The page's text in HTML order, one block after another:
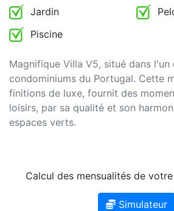
Jardin
Piscine
Magnifique Villa V5, situé dans l'un
condominiums du Portugal. Cette
finitions de luxe, fournit des
loisirs, par sa qualité et son
espaces verts.
Calcul des mensualités de
Simulateur